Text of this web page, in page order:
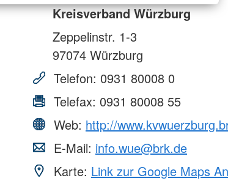
Kreisverband Würzburg
Zeppelinstr. 1-3
97074 Würzburg
Telefon: 0931 80008 0
Telefax: 0931 80008 55
Web: http://
E-Mail: info.wue@brk.de
Karte: Link zur Google Maps